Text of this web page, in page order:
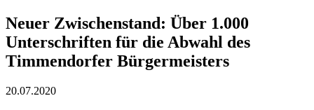
Neuer Zwischenstand: Über 1.000
Unterschriften für die Abwahl des
Timmendorfer Bürgermeisters
20.07.2020